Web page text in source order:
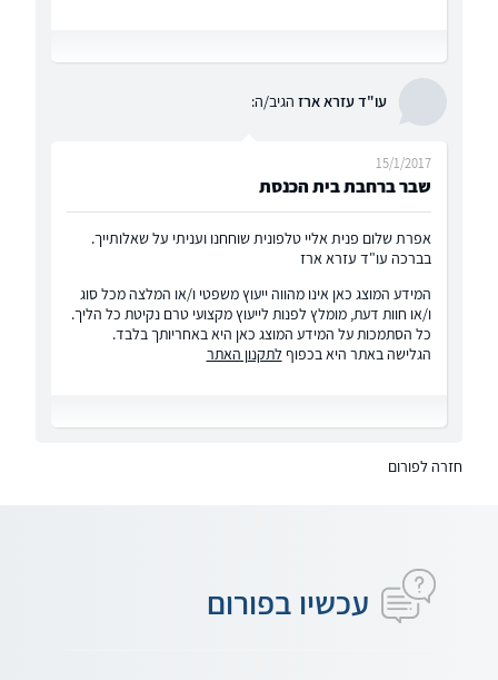
עו"ד עזרא ארז הגיב/ה:
שבר ברחבת בית הכנסת
15/1/2017
אפרת שלום פנית אליי טלפונית שוחחנו ועניתי על שאלותייך.
בברכה עו"ד עזרא ארז
המידע המוצג כאן אינו מהווה ייעוץ משפטי ו/או המלצה מכל סוג
ו/או חוות דעת, מומלץ לפנות לייעוץ מקצועי טרם נקיטת כל הליך.
כל הסתמכות על המידע המוצג כאן היא באחריותך בלבד.
הגלישה באתר היא בכפוף לתקנון האתר
חזרה לפורום
עכשיו בפורום